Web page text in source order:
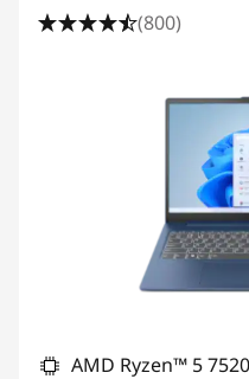
(800)
AMD Ryzen™ 5